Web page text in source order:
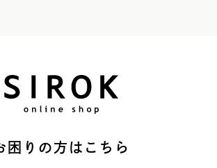
困りの方はこちら